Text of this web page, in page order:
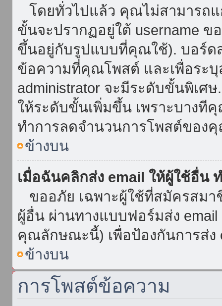
โดยทั่วไปแล้ว คุณไม่สามารถ
ขั้นจะปรากฏอยู่ใต้ username
ขึ้นอยู่กับรูปแบบที่คุณใช้). บอร์ด
ข้อความที่คุณโพสต์ และเพื่อระบุ
administrator จะมีระดับขั้นพิเศ
ให้ระดับขั้นเพิ่มขึ้น เพราะบางที
ทำการลดจำนวนการโพสต์ของ
ข้างบน
เมื่อฉันคลิกส่ง email ให้ผู้ใช้อื่น
ขออภัย เฉพาะผู้ใช้ที่สมัครสมา
ผู้อื่น ผ่านทางแบบฟอร์มส่ง
คุณลักษณะนี้) เพื่อป้องกันการส่ง
ข้างบน
การโพสต์ข้อความ